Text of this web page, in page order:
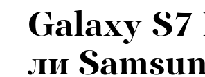
Galaxy S7
ли
почему